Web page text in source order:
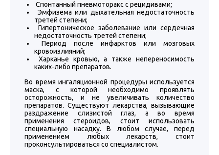
Спонтанный пневмоторакс с рецидивами;
Эмфизема или дыхательная недостаточность
третей степени;
Гипертоническое заболевание или сердечная
недостаточность третей степени;
Период после инфарктов или мозговых
кровоизлияний;
Харканье кровью, а также непереносимость
каких-либо препаратов.
Во время ингаляционной процедуры используется
маска, с которой необходимо проявлять
осторожность, и не увеличивать количество
препаратов. Существуют лекарства, вызывающие
раздражение слизистой глаз, а во время
применения стероидов, стоит использовать
специальную насадку. В любом случае, перед
применением любых лекарств, стоит
проконсультироваться со специалистом.